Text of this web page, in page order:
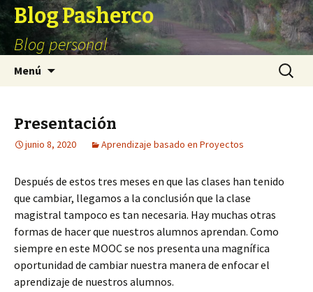
Blog Pasherco
Blog personal
Menú Buscar:
Presentación
junio 8, 2020 Aprendizaje basado en Proyectos
Después de estos tres meses en que las clases han tenido
que cambiar, llegamos a la conclusión que la clase
magistral tampoco es tan necesaria. Hay muchas otras
formas de hacer que nuestros alumnos aprendan. Como
siempre en este MOOC se nos presenta una magnífica
oportunidad de cambiar nuestra manera de enfocar el
aprendizaje de nuestros alumnos.